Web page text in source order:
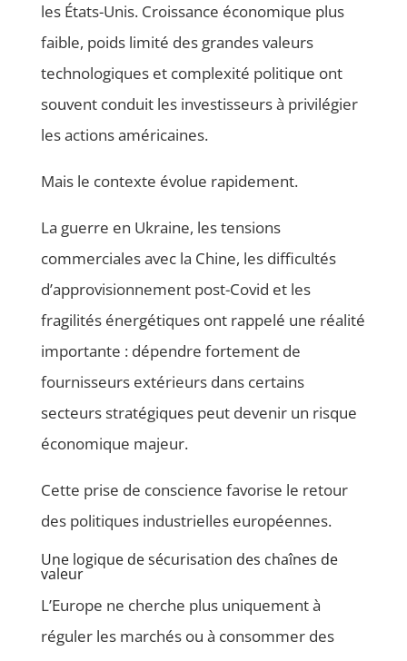
les États-Unis. Croissance économique plus
faible, poids limité des grandes valeurs
technologiques et complexité politique ont
souvent conduit les investisseurs à privilégier
les actions américaines.
Mais le contexte évolue rapidement.
La guerre en Ukraine, les tensions
commerciales avec la Chine, les difficultés
d’approvisionnement post-Covid et les
fragilités énergétiques ont rappelé une réalité
importante : dépendre fortement de
fournisseurs extérieurs dans certains
secteurs stratégiques peut devenir un risque
économique majeur.
Cette prise de conscience favorise le retour
des politiques industrielles européennes.
Une logique de sécurisation des chaînes de
valeur
L’Europe ne cherche plus uniquement à
réguler les marchés ou à consommer des